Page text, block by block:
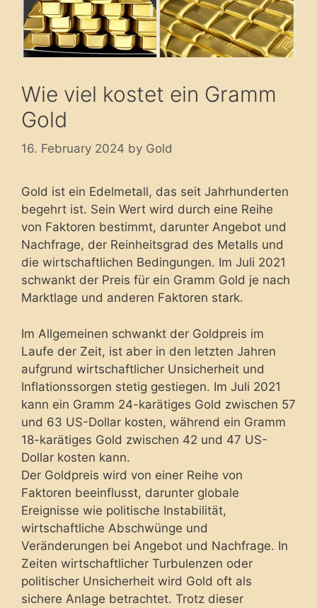
Wie viel kostet ein Gramm
Gold
16. February 2024 by Gold
Gold ist ein Edelmetall, das seit Jahrhunderten
begehrt ist. Sein Wert wird durch eine Reihe
von Faktoren bestimmt, darunter Angebot und
Nachfrage, der Reinheitsgrad des Metalls und
die wirtschaftlichen Bedingungen. Im Juli 2021
schwankt der Preis für ein Gramm Gold je nach
Marktlage und anderen Faktoren stark.
Im Allgemeinen schwankt der Goldpreis im
Laufe der Zeit, ist aber in den letzten Jahren
aufgrund wirtschaftlicher Unsicherheit und
Inflationssorgen stetig gestiegen. Im Juli 2021
kann ein Gramm 24-karätiges Gold zwischen 57
und 63 US-Dollar kosten, während ein Gramm
18-karätiges Gold zwischen 42 und 47 US-
Dollar kosten kann.
Der Goldpreis wird von einer Reihe von
Faktoren beeinflusst, darunter globale
Ereignisse wie politische Instabilität,
wirtschaftliche Abschwünge und
Veränderungen bei Angebot und Nachfrage. In
Zeiten wirtschaftlicher Turbulenzen oder
politischer Unsicherheit wird Gold oft als
sichere Anlage betrachtet. Trotz dieser